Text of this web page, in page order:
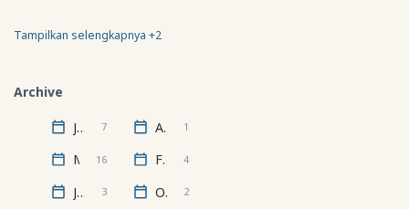
Hidrosfer 24
Tampilkan selengkapnya +2
Archive
Juli 7 April 1
16 Februari 4
Januari 3 Oktober 2